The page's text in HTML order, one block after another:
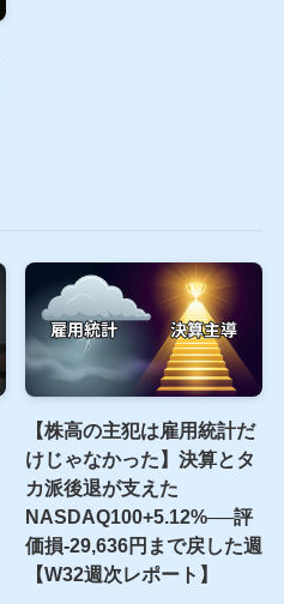
【株高の主犯は雇用統計だ
けじゃなかった】決算とタ
カ派後退が支えた
NASDAQ100+5.12%──評
価損-29,636円まで戻した週
【W32週次レポート】